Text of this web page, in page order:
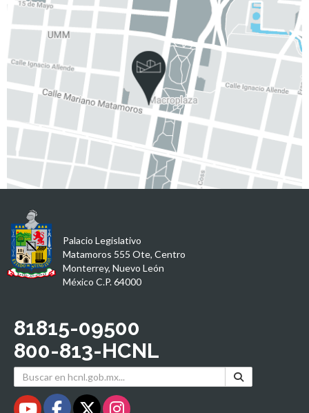
Palacio Legislativo
Matamoros 555 Ote, Centro
Monterrey, Nuevo León
México C.P. 64000
81815-09500
800-813-HCNL